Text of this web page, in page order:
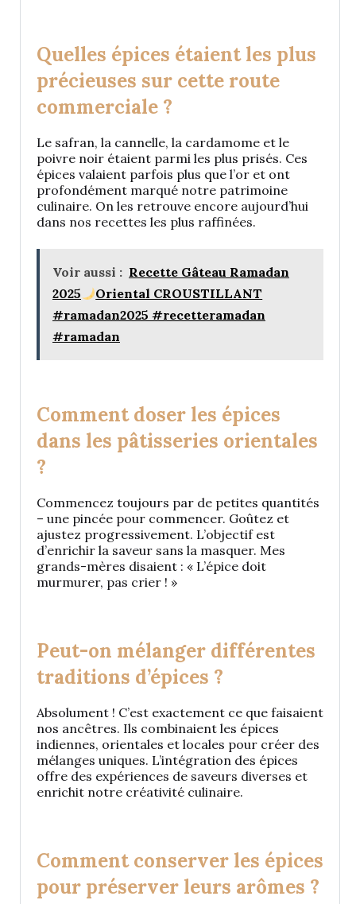
Quelles épices étaient les plus
précieuses sur cette route
commerciale ?
Le safran, la cannelle, la cardamome et le
poivre noir étaient parmi les plus prisés. Ces
épices valaient parfois plus que l’or et ont
profondément marqué notre patrimoine
culinaire. On les retrouve encore aujourd’hui
dans nos recettes les plus raffinées.
Voir aussi : Recette Gâteau Ramadan
2025
Oriental CROUSTILLANT
#ramadan2025 #recetteramadan
#ramadan
Comment doser les épices
dans les pâtisseries orientales
?
Commencez toujours par de petites quantités
– une pincée pour commencer. Goûtez et
ajustez progressivement. L’objectif est
d’enrichir la saveur sans la masquer. Mes
grands-mères disaient : « L’épice doit
murmurer, pas crier ! »
Peut-on mélanger différentes
traditions d’épices ?
Absolument ! C’est exactement ce que faisaient
nos ancêtres. Ils combinaient les épices
indiennes, orientales et locales pour créer des
mélanges uniques. L’intégration des épices
offre des expériences de saveurs diverses et
enrichit notre créativité culinaire.
Comment conserver les épices
pour préserver leurs arômes ?